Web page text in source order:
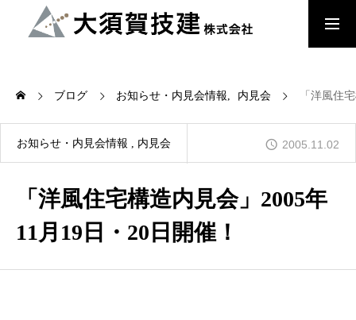
檜の家
木来 -Kikuru- 中大規模木造建築
会社概要
ブログ お知らせ・内見会情報 内見会 「洋風住
お知らせ・内見会情報 内見会 2005.11.02
「洋風住宅構造内見会」2005年
11月19日・20日開催！